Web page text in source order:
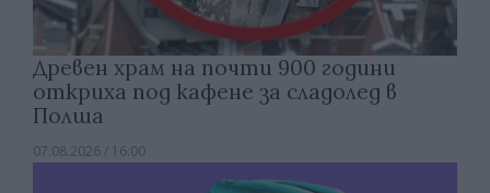
Древен храм на почти 900 години
откриха под кафене за сладолед в
Полша
07.08.2026 / 16:00